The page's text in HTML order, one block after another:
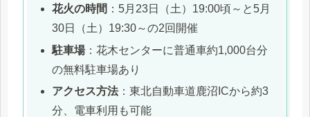
花火の時間 ：5月23日（土）19:00頃～と5月
30日（土）19:30～の2回開催
駐車場：花木センターに普通車約1,000台分
の無料駐車場あり
アクセス方法：東北自動車道鹿沼ICから約3
分、電車利用も可能